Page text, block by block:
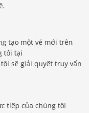
tạo một vé mới trên
tôi tại
sẽ giải quyết truy vấn
tiếp của chúng tôi